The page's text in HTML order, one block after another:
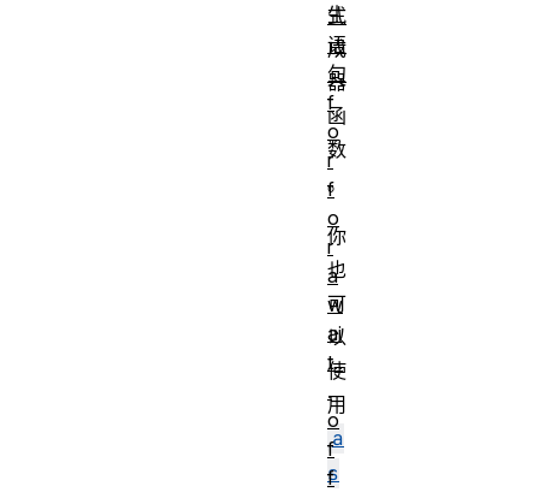
生
成
器
函
数
。
你
也
可
以
使
用
a
s
式
语
句
f
o
r
f
o
r
a
w
ai
t..
.
o
f
f